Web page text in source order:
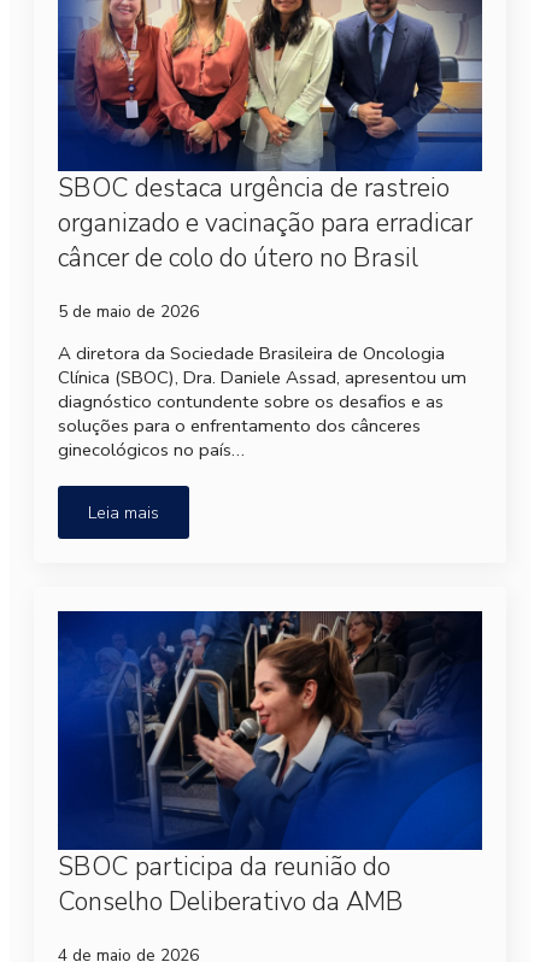
SBOC destaca urgência de rastreio
organizado e vacinação para erradicar
câncer de colo do útero no Brasil
5 de maio de 2026
A diretora da Sociedade Brasileira de Oncologia
Clínica (SBOC), Dra. Daniele Assad, apresentou um
diagnóstico contundente sobre os desafios e as
soluções para o enfrentamento dos cânceres
ginecológicos no país…
Leia mais
SBOC participa da reunião do
Conselho Deliberativo da AMB
4 de maio de 2026